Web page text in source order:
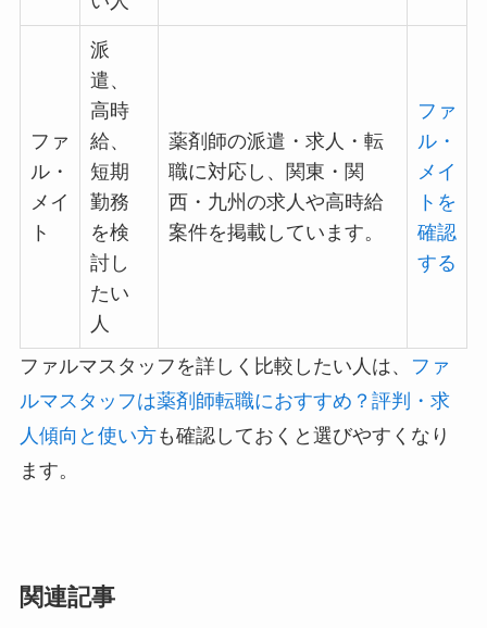
ファ
ル・
メイ
ト
派
遣、
高時
給、
短期
勤務
を検
討し
たい
人
薬剤師の派遣・求人・転
職に対応し、関東・関
西・九州の求人や高時給
案件を掲載しています。
ファ
ル・
メイ
トを
確認
する
ファルマスタッフを詳しく比較したい人は、
ファ
ルマスタッフは薬剤師転職におすすめ？評判・求
人傾向と使い方も確認しておくと選びやすくなり
ます。
関連記事